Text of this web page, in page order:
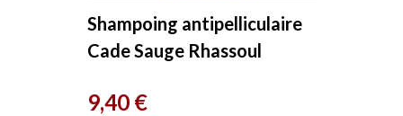
Shampoing antipelliculaire
Cade Sauge Rhassoul
Prix
9,40 €